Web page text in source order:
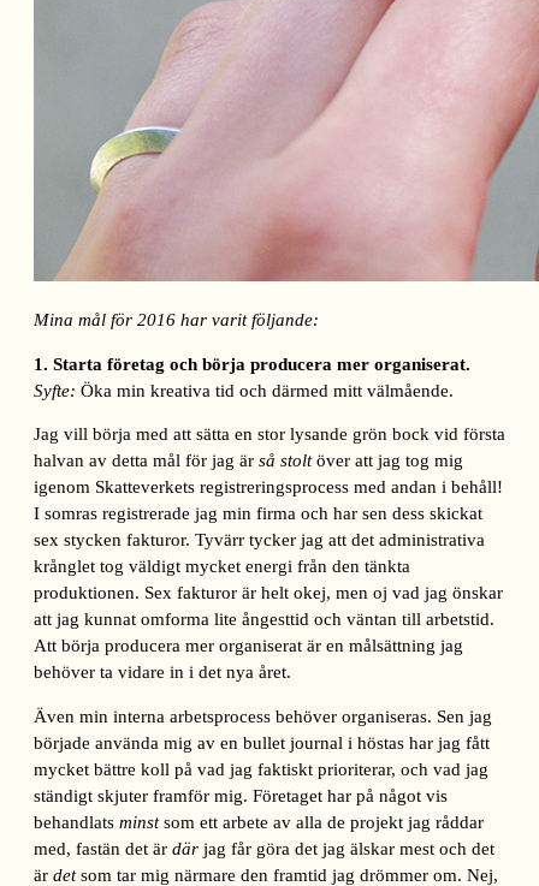
Mina mål för 2016 har varit följande:
1. Starta företag och börja producera mer organiserat.
Syfte: Öka min kreativa tid och därmed mitt välmående.
Jag vill börja med att sätta en stor lysande grön bock vid första
halvan av detta mål för jag är så stoltöver att jag tog mig
igenom Skatteverkets registreringsprocess med andan i behåll!
I somras registrerade jag min firma och har sen dess skickat
sex stycken fakturor. Tyvärr tycker jag att det administrativa
krånglet tog väldigt mycket energi från den tänkta
produktionen. Sex fakturor är helt okej, men oj vad jag önskar
att jag kunnat omforma lite ångesttid och väntan till arbetstid.
Att börja producera mer organiserat är en målsättning jag
behöver ta vidare in i det nya året.
Även min interna arbetsprocess behöver organiseras. Sen jag
började använda mig av en bullet journal i höstas har jag fått
mycket bättre koll på vad jag faktiskt prioriterar, och vad jag
ständigt skjuter framför mig. Företaget har på något vis
behandlats minstsom ett arbete av alla de projekt jag råddar
med, fastän det är där jag får göra det jag älskar mest och det
är detsom tar mig närmare den framtid jag drömmer om. Nej,